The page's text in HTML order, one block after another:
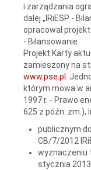
i zarządzania
dalej „IRiESP -
opracował
- Bilansowanie.
Projekt Karty
zamieszony na
www.pse.pl
.
którym mowa w
1997 r. - Prawo
625 z późn. zm.),
publicznym
CB/7/2012
wyznaczeniu
stycznia 2013